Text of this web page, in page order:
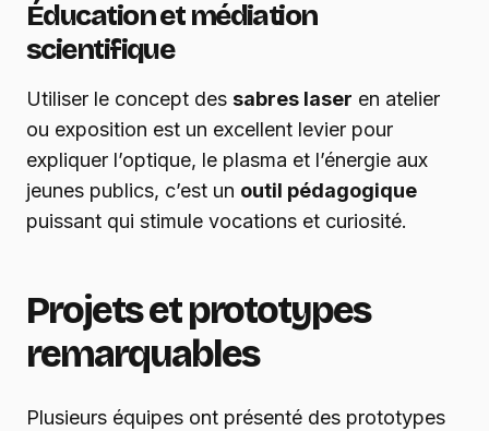
Éducation et médiation
scientifique
Utiliser le concept des sabres laser en atelier
ou exposition est un excellent levier pour
expliquer l’optique, le plasma et l’énergie aux
jeunes publics, c’est un outil pédagogique
puissant qui stimule vocations et curiosité.
Projets et prototypes
remarquables
Plusieurs équipes ont présenté des prototypes